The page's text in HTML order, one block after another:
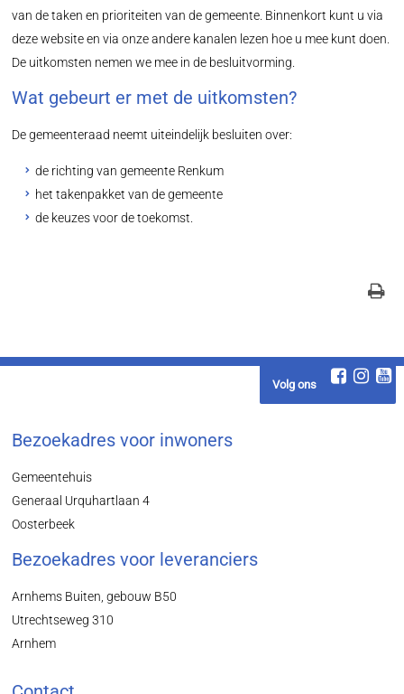
van de taken en prioriteiten van de gemeente. Binnenkort kunt u via
deze website en via onze andere kanalen lezen hoe u mee kunt doen.
De uitkomsten nemen we mee in de besluitvorming.
Wat gebeurt er met de uitkomsten?
De gemeenteraad neemt uiteindelijk besluiten over:
de richting van gemeente Renkum
het takenpakket van de gemeente
de keuzes voor de toekomst.
Volg ons
Bezoekadres voor inwoners
Gemeentehuis
Generaal Urquhartlaan 4
Oosterbeek
Bezoekadres voor leveranciers
Arnhems Buiten, gebouw B50
Utrechtseweg 310
Arnhem